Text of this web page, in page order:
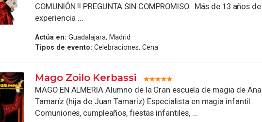
COMUNIÓN !! PREGUNTA SIN COMPROMISO. Más de 13 años de
experiencia ...
Actúa en: Guadalajara, Madrid
Tipos de evento: Celebraciones, Cena
Mago Zoilo Kerbassi
MAGO EN ALMERIA Alumno de la Gran escuela de magia de Ana
Tamaríz (hija de Juan Tamaríz) Especialista en magia infantil.
Comuniones, cumpleaños, fiestas infantiles, ...